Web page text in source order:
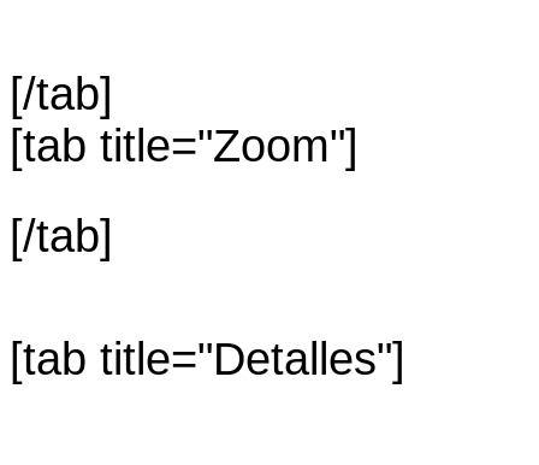
[/tab]
[tab title="Zoom"]
[/tab]
[tab title="Detalles"]